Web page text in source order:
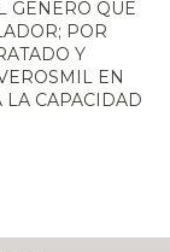
GENERO QUE
POR
Y
EN
LA CAPACIDAD